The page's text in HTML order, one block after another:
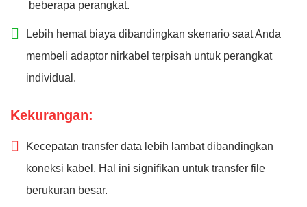
beberapa perangkat.
Lebih hemat biaya dibandingkan skenario saat Anda
membeli adaptor nirkabel terpisah untuk perangkat
individual.
Kekurangan:
Kecepatan transfer data lebih lambat dibandingkan
koneksi kabel. Hal ini signifikan untuk transfer file
berukuran besar.